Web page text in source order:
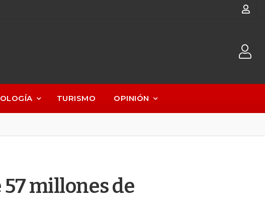
TURISMO OPINIÓN
millones de